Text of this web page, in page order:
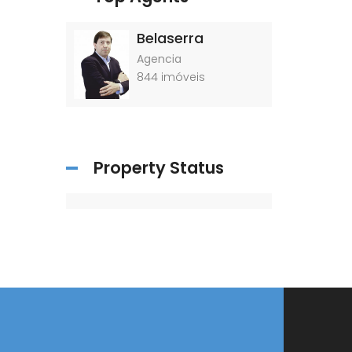
Belaserra
Agencia
844imóveis
Property Status